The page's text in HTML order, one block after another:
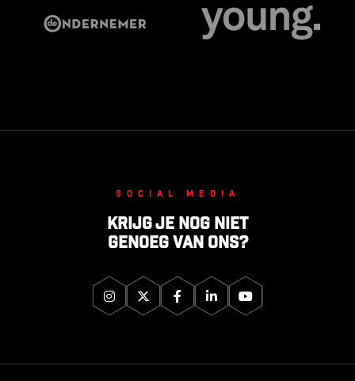
Social media
Krijg je nog niet
genoeg van ons?